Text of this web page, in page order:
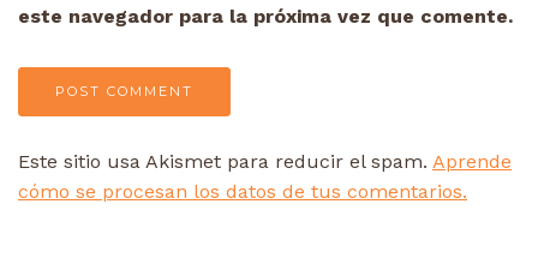
este navegador para la próxima vez que comente.
Este sitio usa Akismet para reducir el spam. Aprende
cómo se procesan los datos de tus comentarios.